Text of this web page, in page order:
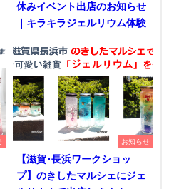
休みイベント出店のお知らせ
｜キラキラジェルリウム体験
お知らせ
【滋賀･長浜ワークショッ
プ】のきしたマルシェにジェ